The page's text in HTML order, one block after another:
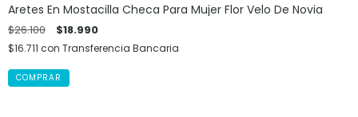
Aretes En Mostacilla Checa Para Mujer Flor Velo De Novia
$26.100 $18.990
$16.711 con Transferencia Bancaria